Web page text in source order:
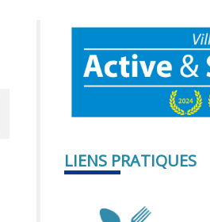
LIENS PRATIQUES